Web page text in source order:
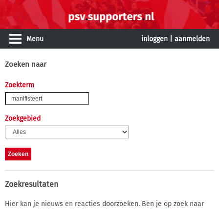
Menu inloggen aanmelden
Zoeken naar
Zoekterm
Zoekgebied
Zoekresultaten
Hier kan je nieuws en reacties doorzoeken. Ben je op zoek naar